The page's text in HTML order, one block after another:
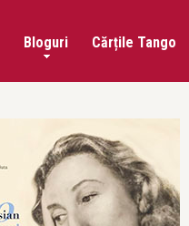
Bloguri Cărțile Tango